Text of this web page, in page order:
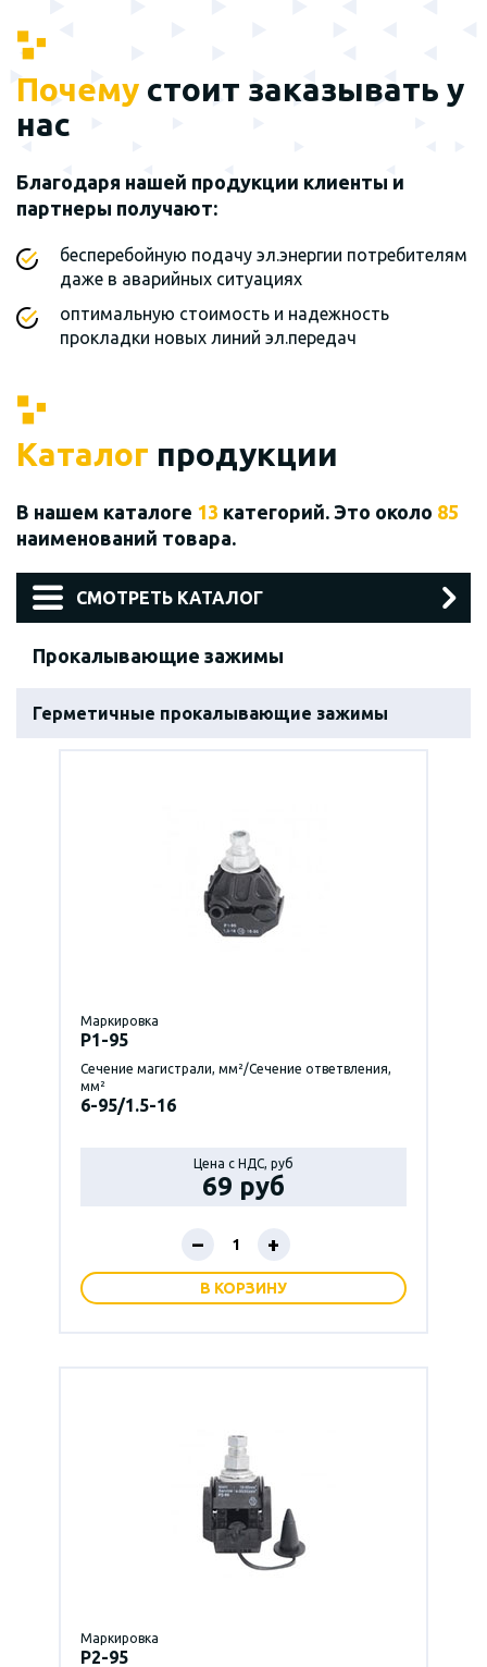
Почему стоит заказывать у
нас
Благодаря нашей продукции клиенты и
партнеры получают:
бесперебойную подачу эл.энергии потребителям
даже в аварийных ситуациях
оптимальную стоимость и надежность
прокладки новых линий эл.передач
Каталог продукции
В нашем каталоге 13 категорий. Это около 85
наименований товара.
СМОТРЕТЬ КАТАЛОГ
Прокалывающие зажимы
Герметичные прокалывающие зажимы
Маркировка
P1-95
Сечение магистрали, мм²/Сечение ответвления,
мм²
6-95/1.5-16
Цена с НДС, руб
69 руб
– +
В КОРЗИНУ
Маркировка
P2-95